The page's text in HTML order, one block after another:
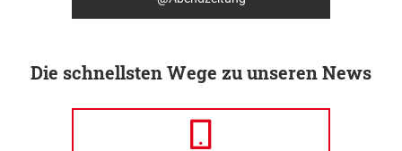
Die schnellsten Wege zu unseren News